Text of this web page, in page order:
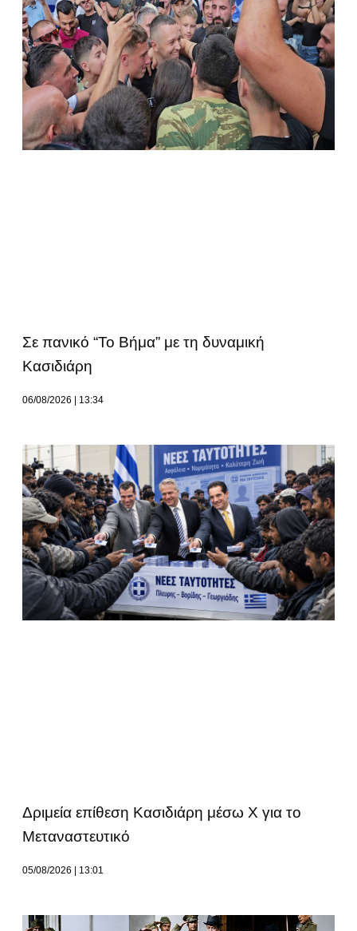
Σε πανικό “Το Βήμα” με τη δυναμική
Κασιδιάρη
06/08/2026 13:34
Δριμεία επίθεση Κασιδιάρη μέσω Χ για το
Μεταναστευτικό
05/08/2026 13:01